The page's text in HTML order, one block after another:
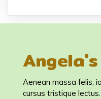
Aenean massa felis,
cursus tristique